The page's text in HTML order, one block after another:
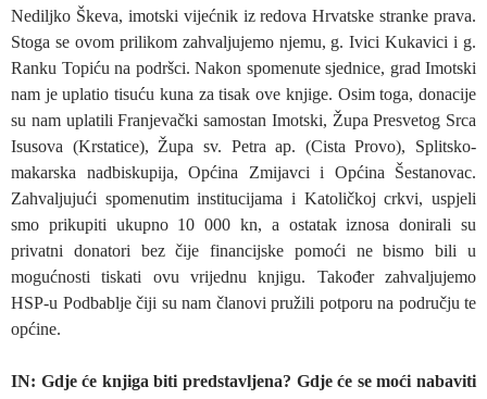
Nediljko Škeva, imotski vijećnik iz redova Hrvatske stranke prava.
Stoga se ovom prilikom zahvaljujemo njemu, g. Ivici Kukavici i g.
Ranku Topiću na podršci. Nakon spomenute sjednice, grad Imotski
nam je uplatio tisuću kuna za tisak ove knjige. Osim toga, donacije
su nam uplatili Franjevački samostan Imotski, Župa Presvetog Srca
Isusova (Krstatice), Župa sv. Petra ap. (Cista Provo), Splitsko-
makarska nadbiskupija, Općina Zmijavci i Općina Šestanovac.
Zahvaljujući spomenutim institucijama i Katoličkoj crkvi, uspjeli
smo prikupiti ukupno 10 000 kn, a ostatak iznosa donirali su
privatni donatori bez čije financijske pomoći ne bismo bili u
mogućnosti tiskati ovu vrijednu knjigu. Također zahvaljujemo
HSP-u Podbablje čiji su nam članovi pružili potporu na području te
općine.
IN: Gdje će knjiga biti predstavljena? Gdje će se moći nabaviti